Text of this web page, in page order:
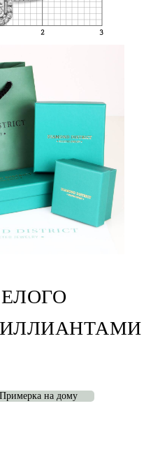
Примерка на дому